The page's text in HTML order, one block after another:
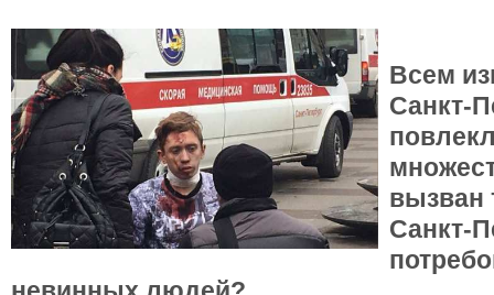
Всем
Санкт-
вызван
Санкт-